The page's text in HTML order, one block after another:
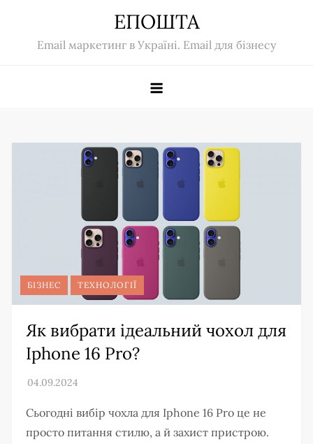
content
ЕПОШТА
Email маркетинг в Україні. Email для бізнесу
БІЗНЕС ТЕХНОЛОГІЇ
Як вибрати ідеальний чохол для
Iphone 16 Pro?
Сьогодні вибір чохла для Iphone 16 Pro це не
просто питання стилю, а й захист пристрою.